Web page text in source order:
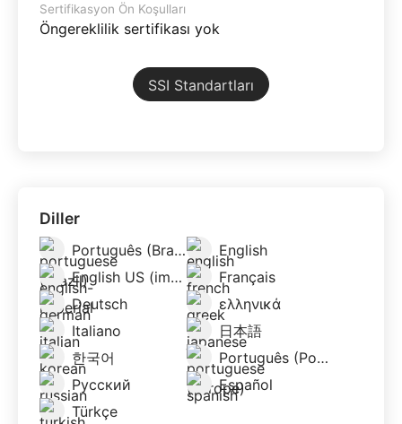
Sertifikasyon Ön Koşulları
Öngereklilik sertifikası yok
SSI Standartları
Diller
Português (Brazil)
English
English US (imperial)
Français
Deutsch
ελληνικά
Italiano
日本語
한국어
Português (Portugal)
Русский
Español
Türkçe